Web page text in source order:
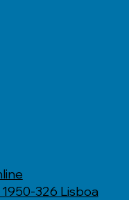
326 Lisboa